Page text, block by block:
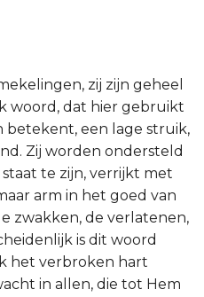
zij zijn geheel
woord, dat hier gebruikt
betekent, een lage struik,
Zij worden ondersteld
te zijn, verrijkt met
arm in het goed van
zwakken, de verlatenen,
is dit woord
het verbroken hart
in allen, die tot Hem